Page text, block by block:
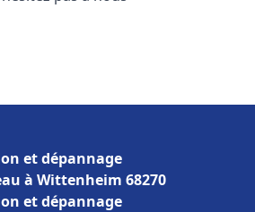
et dépannage
à Wittenheim 68270
et dépannage